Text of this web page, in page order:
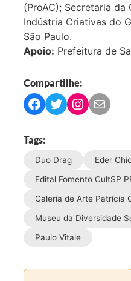
(ProAC); Secretaria da
Indústria Criativas do
São Paulo.
Apoio: Prefeitura de
Compartilhe:
C
a
r
l
h
C
a
r
l
h
C
r
l
C
a
r
l
Tags:
Duo Drag
Eder
Edital Fomento CultSP
Galeria de Arte Patrícia
Museu da Diversidade
Paulo Vitale